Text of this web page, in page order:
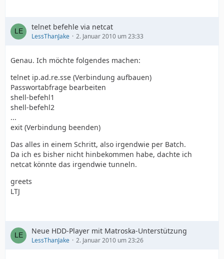
telnet befehle via netcat
LessThanJake 2. Januar 2010 um 23:33
Genau. Ich möchte folgendes machen:
telnet ip.ad.re.sse (Verbindung aufbauen)
Passwortabfrage bearbeiten
shell-befehl1
shell-befehl2
...
exit (Verbindung beenden)
Das alles in einem Schritt, also irgendwie per Batch.
Da ich es bisher nicht hinbekommen habe, dachte ich
netcat könnte das irgendwie tunneln.
greets
LTJ
Neue HDD-Player mit Matroska-Unterstützung
LessThanJake 2. Januar 2010 um 23:26